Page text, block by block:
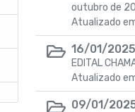
outubro de
Atualizado
16/01/
EDITAL
Atualizado
09/01/